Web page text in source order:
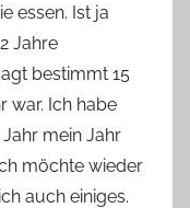
essen. Ist ja
Jahre
bestimmt 15
war. Ich habe
mein Jahr
möchte wieder
auch einiges.